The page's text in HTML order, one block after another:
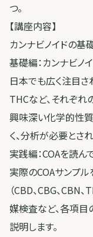
つ。
【講座内容】
カンナビノイドの
基礎編：カンナビノ
日本でも広く注目さ
THCなど、それぞれ
興味深い化学的性質
く、分析が必要とさ
実践編：COAを読ん
実際のCOAサンプル
（CBD、CBG、CBN
媒検査など、各項
説明します。